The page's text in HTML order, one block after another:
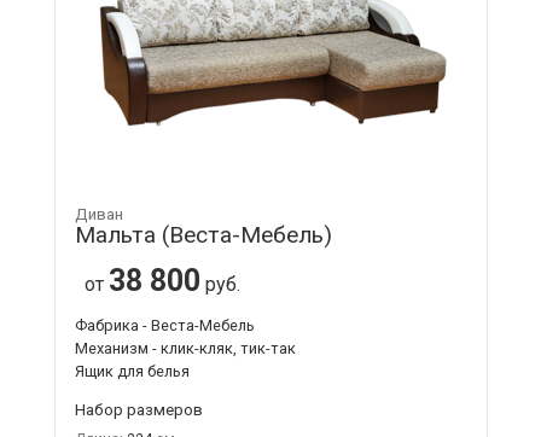
Диван
Мальта (Веста-Мебель)
от 38 800 руб.
Фабрика - Веста-Мебель
Механизм - клик-кляк, тик-так
Ящик для белья
Набор размеров